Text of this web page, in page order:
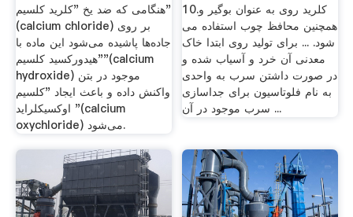
هنگامی که ضد یخ "کلرید کلسیم"
(calcium chloride) بر روی
جاده‌ها پاشیده می‌شود این ماده با
"هیدورکسید کلسیم"(calcium
hydroxide) موجود در بتن
واکنش داده و باعث ایجاد "کلسیم
اوکسیکلراید "(calcium
oxychloride) می‌شود.
10.کلرید روی به عنوان بوگیر و
همچنین محافظ چوب استفاده می
شود. ... برای تولید روی ابتدا خاک
معدنی آن خرد و آسیاب شده و
در صورت داشتن سرب به واحدی
به نام فلوتاسیون برای جداسازی
سرب موجود در آن ...